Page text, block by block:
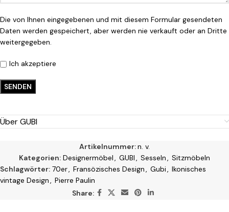
Die von Ihnen eingegebenen und mit diesem Formular gesendeten
Daten werden gespeichert, aber werden nie verkauft oder an Dritte
weitergegeben.
Ich akzeptiere
Über GUBI
Artikelnummer:n. v.
Kategorien: Designermöbel, GUBI, Sesseln, Sitzmöbeln
Schlagwörter: 70er, Fransözisches Design, Gubi, Ikonisches
vintage Design, Pierre Paulin
Share: